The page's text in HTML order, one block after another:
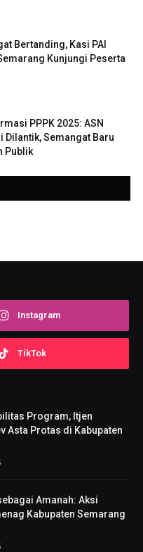
Bertanding, Kasi PAI
Kunjungi Peserta
PPPK 2025: ASN
Dilantik, Semangat Baru
Publik
Instagram
TikTok
Program, Itjen
Asta Protas di Kabupaten
Amanah: Aksi
Kabupaten Semarang